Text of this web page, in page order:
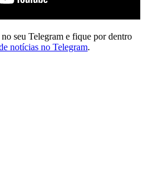
seu Telegram e fique por dentro
notícias no Telegram.